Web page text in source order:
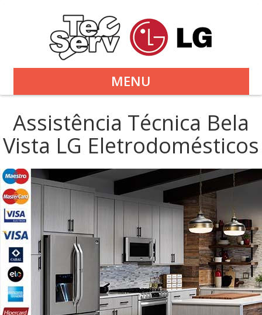
MENU
Assistência Técnica Bela
Vista LG Eletrodomésticos